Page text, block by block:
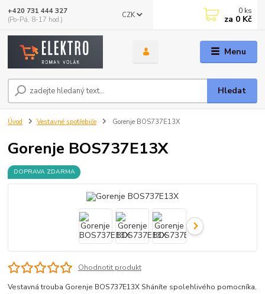
Menu
CZK
Hledat
+420 731 444 327
(Po-Pá, 8-17 hod.)
0 ks
za 0 Kč
Úvod Vestavné spotřebiče Gorenje BOS737E13X
Gorenje BOS737E13X
DOPRAVA ZDARMA
Ohodnotit produkt
Vestavná trouba Gorenje BOS737E13X Sháníte spolehlivého pomocníka,